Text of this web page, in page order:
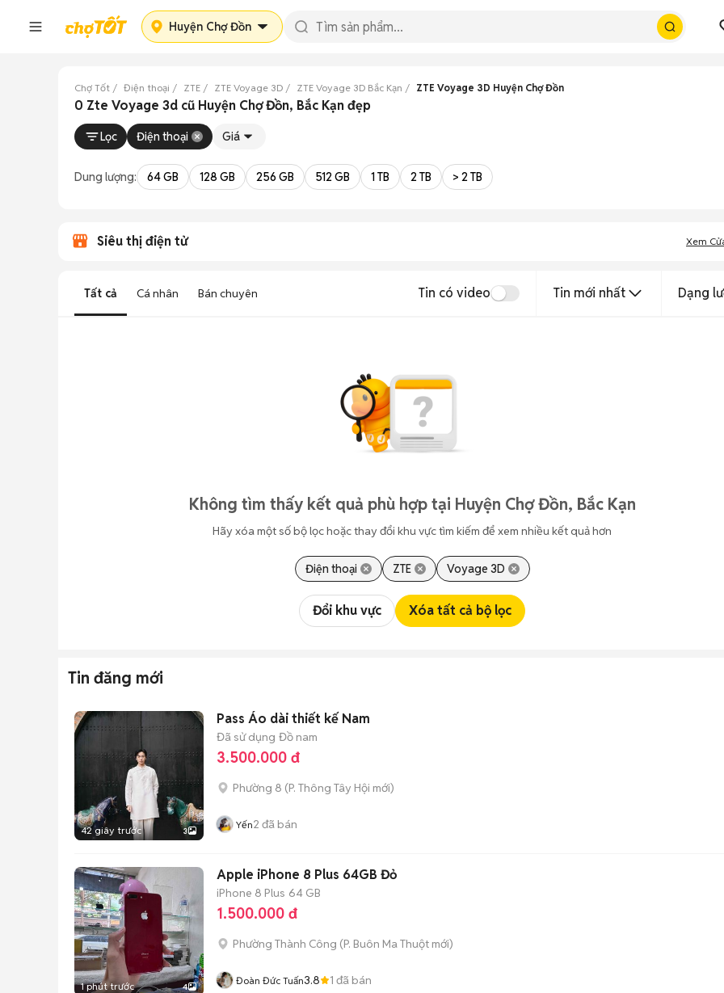
Huyện Chợ Đồn
Chợ Tốt Điện thoại ZTE ZTE Voyage 3D ZTE Voyage 3D Bắc Kạn ZTE Voyage 3D Huyện Chợ Đồn
0 Zte Voyage 3d cũ Huyện Chợ Đồn, Bắc Kạn đẹp
Lọc Điện thoại Giá
Dung lượng: 64 GB 128 GB 256 GB 512 GB 1 TB 2 TB > 2 TB
Siêu thị điện tử Xem
Tất cả Cá nhân Bán chuyên Tin có video Tin mới nhất Dạng
Không tìm thấy kết quả phù hợp tại Huyện Chợ Đồn, Bắc Kạn
Hãy xóa một số bộ lọc hoặc thay đổi khu vực tìm kiếm để xem nhiều kết quả hơn
Điện thoại ZTE Voyage 3D
Đổi khu vực Xóa tất cả bộ lọc
Tin đăng mới
42 giây trước 3
Pass Áo dài thiết kế Nam
Đã sử dụng Đồ nam
3.500.000 đ
Phường 8 (P. Thông Tây Hội mới)
Yến2 đã bán
1 phút trước 4
Apple iPhone 8 Plus 64GB Đỏ
iPhone 8 Plus 64 GB
1.500.000 đ
Phường Thành Công (P. Buôn Ma Thuột mới)
Đoàn Đức Tuấn3.8 1 đã bán